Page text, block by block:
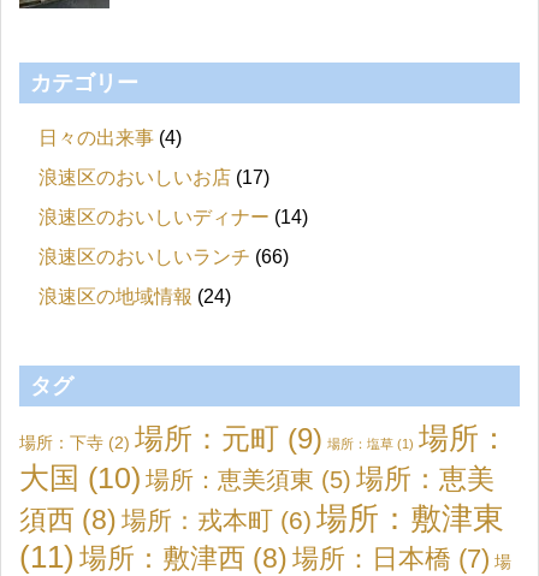
カテゴリー
日々の出来事 (4)
浪速区のおいしいお店 (17)
浪速区のおいしいディナー (14)
浪速区のおいしいランチ (66)
浪速区の地域情報 (24)
タグ
場所：下寺 (2) 場所：元町 (9) 場所：塩草 (1) 場所：
大国 (10) 場所：恵美須東 (5) 場所：恵美
須西 (8) 場所：戎本町 (6) 場所：敷津東
(11) 場所：敷津西 (8) 場所：日本橋 (7) 場